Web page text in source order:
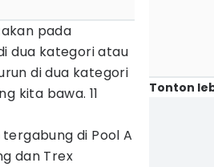
pada
dua kategori atau
di dua kategori
kita bawa. 11
di Pool A
dan Trex
Tonton